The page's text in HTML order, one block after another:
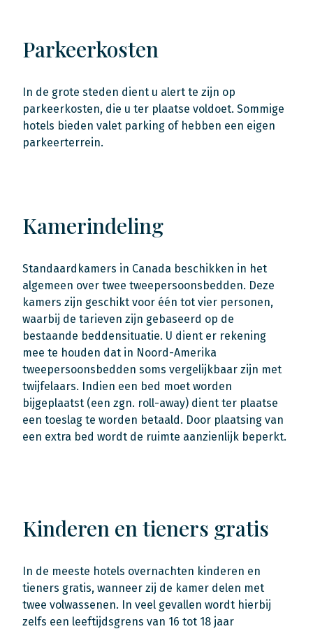
Parkeerkosten
In de grote steden dient u alert te zijn op
parkeerkosten, die u ter plaatse voldoet. Sommige
hotels bieden valet parking of hebben een eigen
parkeerterrein.
Kamerindeling
Standaardkamers in Canada beschikken in het
algemeen over twee tweepersoonsbedden. Deze
kamers zijn geschikt voor één tot vier personen,
waarbij de tarieven zijn gebaseerd op de
bestaande beddensituatie. U dient er rekening
mee te houden dat in Noord-Amerika
tweepersoonsbedden soms vergelijkbaar zijn met
twijfelaars. Indien een bed moet worden
bijgeplaatst (een zgn. roll-away) dient ter plaatse
een toeslag te worden betaald. Door plaatsing van
een extra bed wordt de ruimte aanzienlijk beperkt.
Kinderen en tieners gratis
In de meeste hotels overnachten kinderen en
tieners gratis, wanneer zij de kamer delen met
twee volwassenen. In veel gevallen wordt hierbij
zelfs een leeftijdsgrens van 16 tot 18 jaar